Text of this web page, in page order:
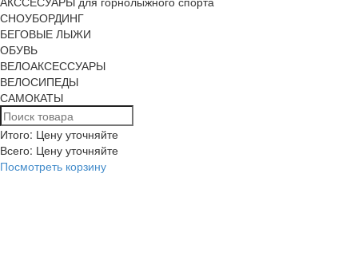
СНОУБОРДИНГ
БЕГОВЫЕ ЛЫЖИ
ОБУВЬ
ВЕЛОАКСЕССУАРЫ
ВЕЛОСИПЕДЫ
САМОКАТЫ
Итого: Цену уточняйте
Всего: Цену уточняйте
Посмотреть корзину